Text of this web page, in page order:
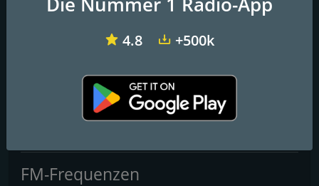
NRJ Energy Relax
MDR Sputnik Insomnia
FM-Frequenzen
4.8 +500k